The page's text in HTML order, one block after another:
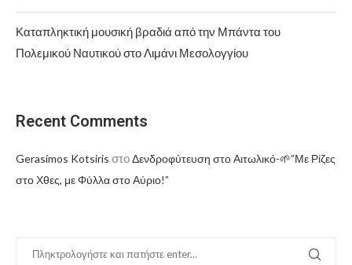
Καταπληκτική μουσική βραδιά από την Μπάντα του
Πολεμικού Ναυτικού στο Λιμάνι Μεσολογγίου
Recent Comments
Gerasimos Kotsiris στοΔενδροφύτευση στο Αιτωλικό-🌱”Με Ρίζες
στο Χθες, με Φύλλα στο Αύριο!”